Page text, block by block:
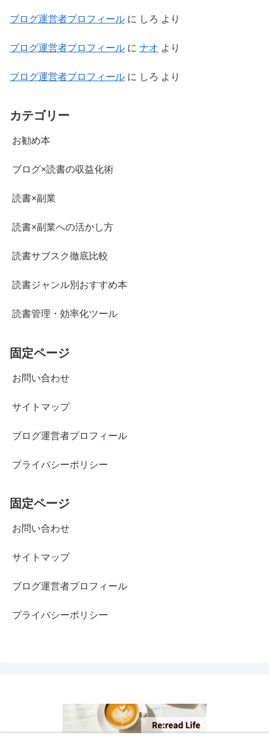
ブログ運営者プロフィール に しろ より
ブログ運営者プロフィール に ナオ より
ブログ運営者プロフィール に しろ より
カテゴリー
お勧め本
ブログ×読書の収益化術
読書×副業
読書×副業への活かし方
読書サブスク徹底比較
読書ジャンル別おすすめ本
読書管理・効率化ツール
固定ページ
お問い合わせ
サイトマップ
ブログ運営者プロフィール
プライバシーポリシー
固定ページ
お問い合わせ
サイトマップ
ブログ運営者プロフィール
プライバシーポリシー